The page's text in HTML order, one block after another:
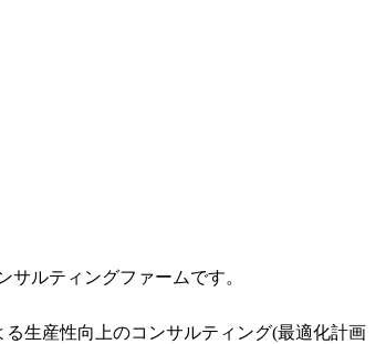
ルティングファームです。
生産性向上のコンサルティング(最適化計画